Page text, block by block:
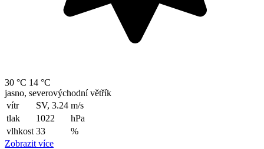
30 °C 14 °C
jasno, severovýchodní větřík
vítr
SV, 3.24 m/s
tlak
1022
hPa
vlhkost 33
%
Zobrazit více